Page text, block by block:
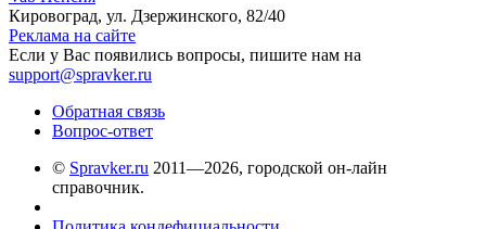
Кировоград, ул. Дзержинского, 82/40
Реклама на сайте
Если у Вас появились вопросы, пишите нам на
support@spravker.ru
Обратная связь
Вопрос-ответ
© Spravker.ru 2011—2026, городской он-лайн
справочник.